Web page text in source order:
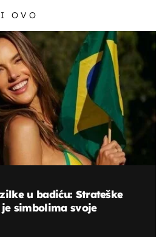
I OVO
u badiću: Strateške
simbolima svoje